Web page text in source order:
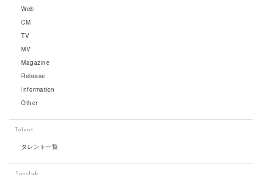
Web
CM
TV
MV
Magazine
Release
Information
Other
Talent
タレント一覧
Fanclub